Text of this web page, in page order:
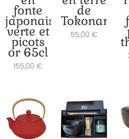
fonte
japonaise
verte et
picots
or 65cl
155,00 €
de
Tokoname
55,00 €